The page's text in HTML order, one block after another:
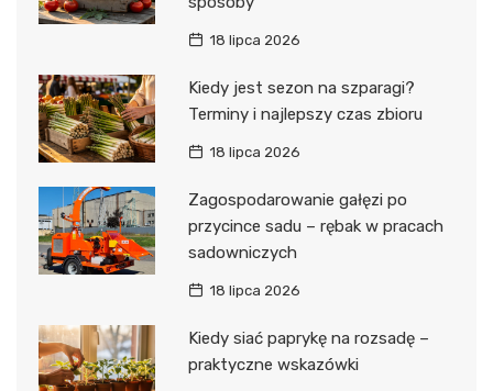
18 lipca 2026
Kiedy jest sezon na szparagi?
Terminy i najlepszy czas zbioru
18 lipca 2026
Zagospodarowanie gałęzi po
przycince sadu – rębak w pracach
sadowniczych
18 lipca 2026
Kiedy siać paprykę na rozsadę –
praktyczne wskazówki